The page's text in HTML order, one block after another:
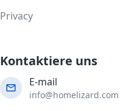
Privacy
Kontaktiere uns
E-mail
info@homelizard.com